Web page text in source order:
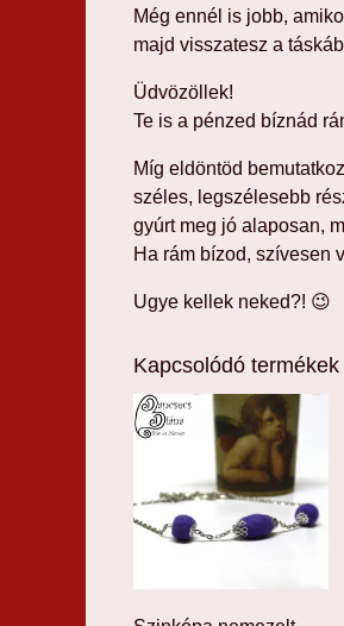
Még ennél is jobb,
majd visszatesz a
Üdvözöllek!
Te is a pénzed bíznád
Míg eldöntöd
széles, legszélesebb
gyúrt meg jó alaposan,
Ha rám bízod, szívesen
Ugye kellek neked?! 😉
Kapcsolódó termékek